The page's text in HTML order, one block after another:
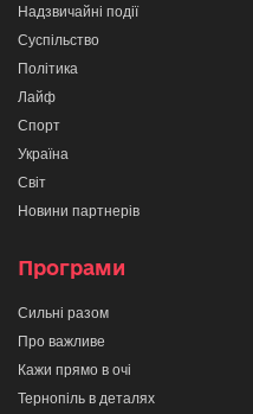
Надзвичайні події
Суспільство
Політика
Лайф
Спорт
Україна
Світ
Новини партнерів
Програми
Сильні разом
Про важливе
Кажи прямо в очі
Тернопіль в деталях